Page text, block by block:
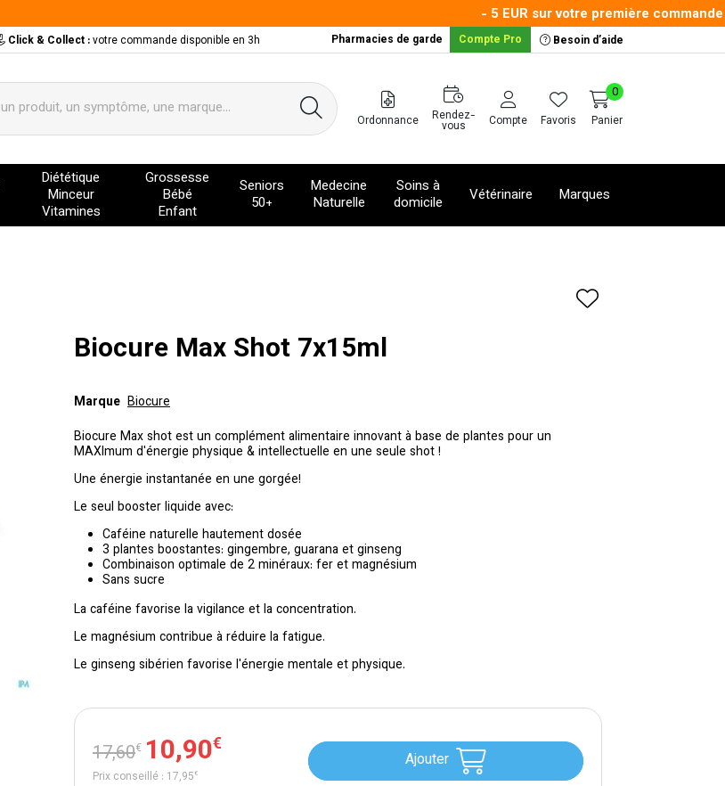
- 5 EUR sur votre première commande
Click & Collect :votre commande disponible en 3h Pharmacies de garde Compte Pro Besoin d’aide
Ordonnance Rendez-
vous Compte Favoris Panier
0
Diététique
Minceur
Vitamines
Grossesse
Bébé
Enfant
Seniors
50+
Medecine
Naturelle
Soins à
domicile
Vétérinaire Marques
Biocure Max Shot 7x15ml
Marque Biocure
Biocure Max shot est un complément alimentaire innovant à base de plantes pour un
MAXImum d'énergie physique & intellectuelle en une seule shot !
Une énergie instantanée en une gorgée!
Le seul booster liquide avec:
Caféine naturelle hautement dosée
3 plantes boostantes: gingembre, guarana et ginseng
Combinaison optimale de 2 minéraux: fer et magnésium
Sans sucre
La caféine favorise la vigilance et la concentration.
Le magnésium contribue à réduire la fatigue.
Le ginseng sibérien favorise l'énergie mentale et physique.
17,60€ 10,90€
Prix conseillé : 17,95€
Ajouter